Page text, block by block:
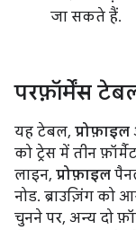
जा सकते हैं.
परफ़ॉर्मेंस
यह टेबल, प्रोफ़ाइल
को ट्रेस में तीन
लाइन, प्रोफ़ाइल
नोड. ब्राउज़िंग को
चुनने पर, अन्य दो